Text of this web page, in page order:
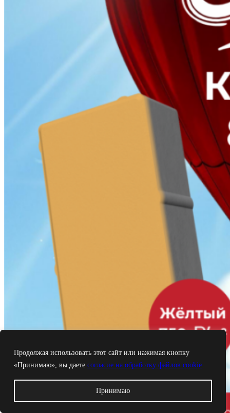
Продолжая использовать этот сайт или нажимая кнопку
«Принимаю», вы даете согласие на обработку файлов cookie
Принимаю